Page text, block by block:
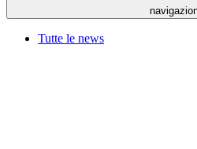
Tutte le news